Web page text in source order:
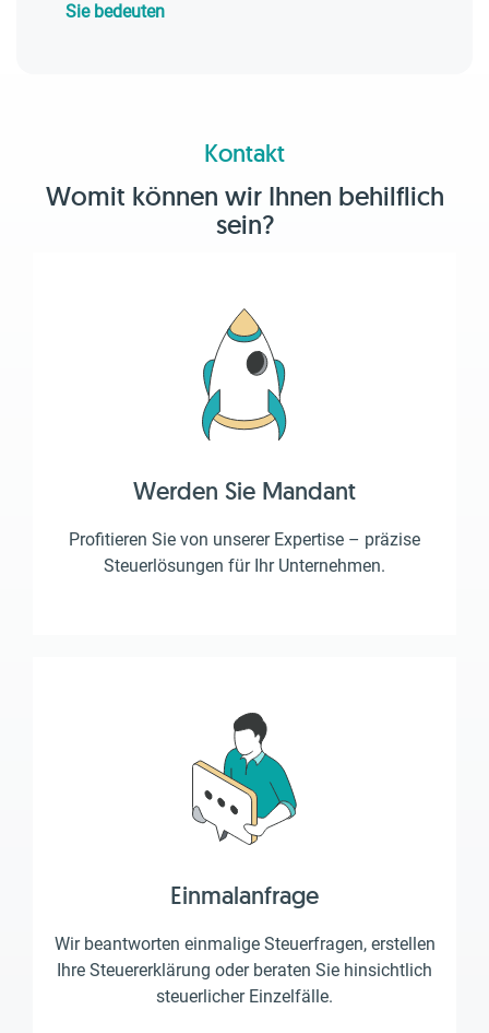
Sie bedeuten
Kontakt
Womit können wir Ihnen behilflich
sein?
Werden Sie Mandant
Profitieren Sie von unserer Expertise – präzise
Steuerlösungen für Ihr Unternehmen.
Einmalanfrage
Wir beantworten einmalige Steuerfragen, erstellen
Ihre Steuererklärung oder beraten Sie hinsichtlich
steuerlicher Einzelfälle.